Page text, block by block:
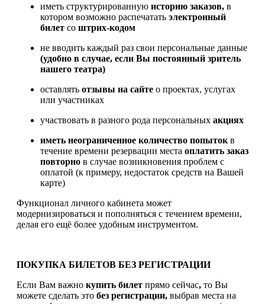
иметь структурированную историю заказов, в
котором возможно распечатать электронный
билет со штрих-кодом
не вводить каждый раз свои персональные данные
(удобно в случае, если Вы постоянный зритель
нашего театра)
оставлять отзывы на сайте о проектах, услугах
или участниках
участвовать в разного рода персональных акциях
иметь неограниченное количество попыток в
течение времени резервации места оплатить заказ
повторно в случае возникновения проблем с
оплатой (к примеру, недостаток средств на Вашей
карте)
Функционал личного кабинета может
модернизироваться и пополняться с течением времени,
делая его ещё более удобным инструментом.
ПОКУПКА БИЛЕТОВ БЕЗ РЕГИСТРАЦИИ
Если Вам важно купить билет прямо сейчас, то Вы
можете сделать это без регистрации, выбрав места на